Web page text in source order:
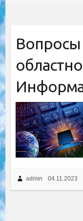
admin 04.11.2023